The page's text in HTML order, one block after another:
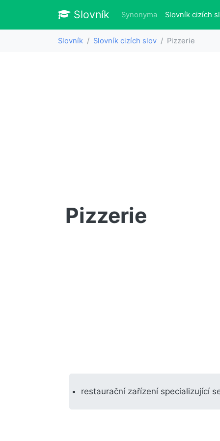
Slovník Slovník
Synonyma Slovník cizích
Slovník Slovník cizích slov Pizzerie
Pizzerie
restaurační zařízení specializující